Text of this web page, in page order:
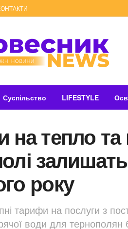
Суспільство LIFESTYLE
тепло та
року
тарифи на послуги з
води для тернополян